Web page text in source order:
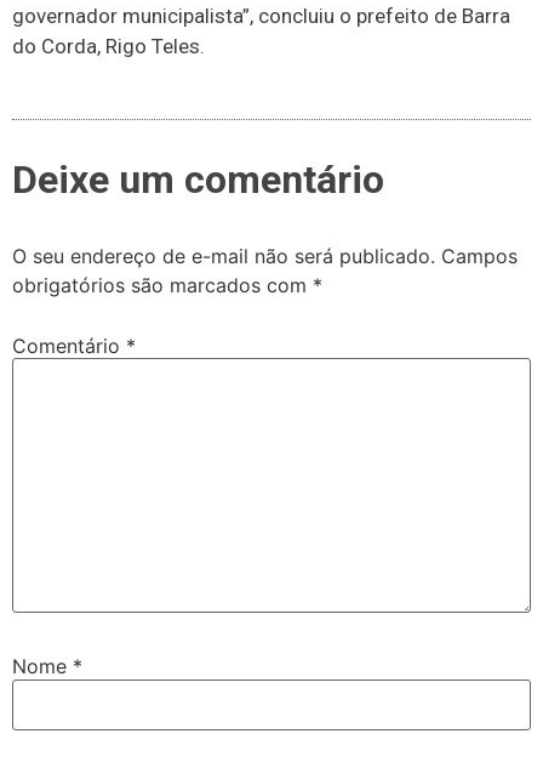
governador municipalista”, concluiu o prefeito de Barra
do Corda, Rigo Teles.
Deixe um comentário
O seu endereço de e-mail não será publicado. Campos
obrigatórios são marcados com *
Comentário *
Nome *